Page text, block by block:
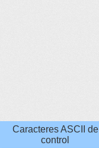
Caracteres ASCII de
control